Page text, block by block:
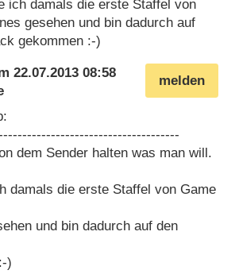
ich damals die erste Staffel von
gesehen und bin dadurch auf
gekommen :-)
melden
22.07.2013 08:58
dem Sender halten was man will.
damals die erste Staffel von Game
und bin dadurch auf den
)